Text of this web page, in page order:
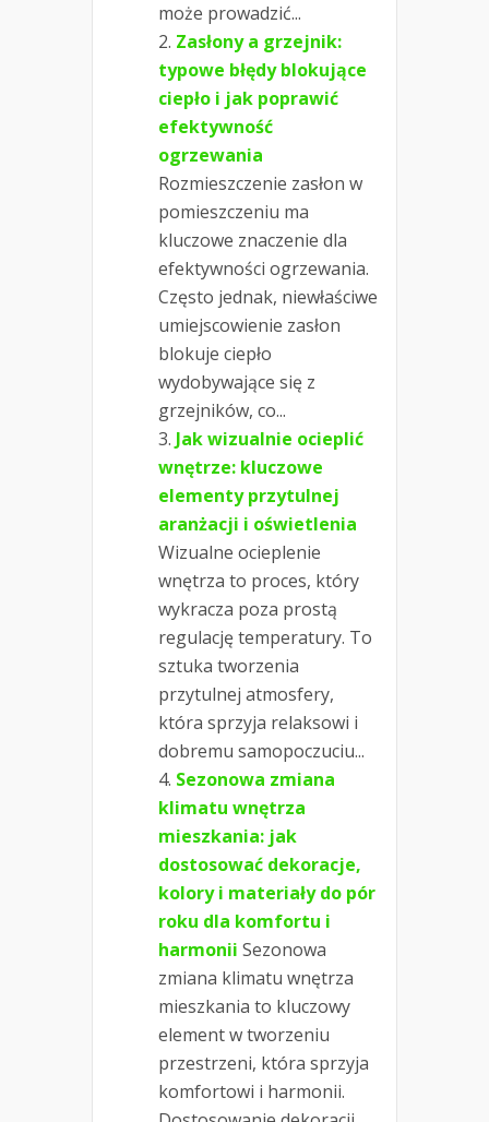
może prowadzić...
Zasłony a grzejnik:
typowe błędy blokujące
ciepło i jak poprawić
efektywność
ogrzewania
Rozmieszczenie zasłon w
pomieszczeniu ma
kluczowe znaczenie dla
efektywności ogrzewania.
Często jednak, niewłaściwe
umiejscowienie zasłon
blokuje ciepło
wydobywające się z
grzejników, co...
Jak wizualnie ocieplić
wnętrze: kluczowe
elementy przytulnej
aranżacji i oświetlenia
Wizualne ocieplenie
wnętrza to proces, który
wykracza poza prostą
regulację temperatury. To
sztuka tworzenia
przytulnej atmosfery,
która sprzyja relaksowi i
dobremu samopoczuciu...
Sezonowa zmiana
klimatu wnętrza
mieszkania: jak
dostosować dekoracje,
kolory i materiały do pór
roku dla komfortu i
harmonii Sezonowa
zmiana klimatu wnętrza
mieszkania to kluczowy
element w tworzeniu
przestrzeni, która sprzyja
komfortowi i harmonii.